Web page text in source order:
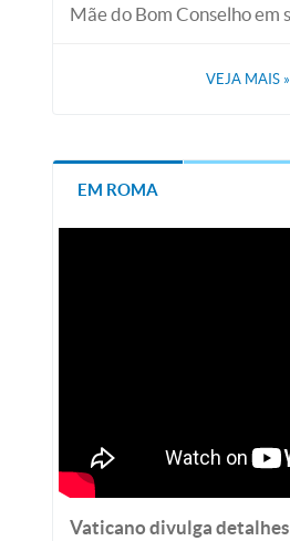
Mãe do Bom Conselho em
VEJA MAIS »
EM ROMA
Vaticano divulga detalhes